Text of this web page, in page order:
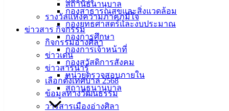
สถานธนานุบาล
รางวัลแห่งความภาคภูมิใจ
ข่าวสาร กิจกรรม
กิจกรรมอ่างศิลา
ข่าวเด่น
ข่าวสารน่ารู้
เลือกตั้งเทศบาล 2568
ข้อมูลทางวัฒนธรรม
วารสารเมืองอ่างศิลา
กองสาธารณสุขและสิ่งแวดล้อม
กองยุทธศาสตร์และงบประมาณ
กองการศึกษา
กองการเจ้าหน้าที่
กองสวัสดิการสังคม
หน่วยตรวจสอบภายใน
สถานธนานุบาล
ที่ตั้ง :
สำนักงาน
เทศบาลเมือง
อ่างศิลา 90/338
ม.3 ต.เสม็ด
อ.เมือง จ.ชลบุรี